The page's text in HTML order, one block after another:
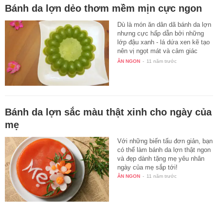
Bánh da lợn dẻo thơm mềm mịn cực ngon
Dù là món ăn dân dã bánh da lợn
nhưng cực hấp dẫn bởi những
lớp đậu xanh - lá dứa xen kẽ tạo
nên vị ngọt mát và cảm giác
dẻo…
ĂN NGON - 11 năm trước
Bánh da lợn sắc màu thật xinh cho ngày của
mẹ
Với những biến tấu đơn giản, bạn
có thể làm bánh da lợn thật ngon
và đẹp dành tặng mẹ yêu nhân
ngày của mẹ sắp tới!
ĂN NGON - 11 năm trước